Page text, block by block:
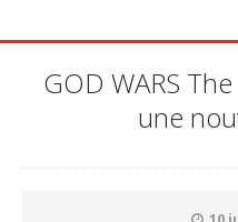
GOD WARS
une